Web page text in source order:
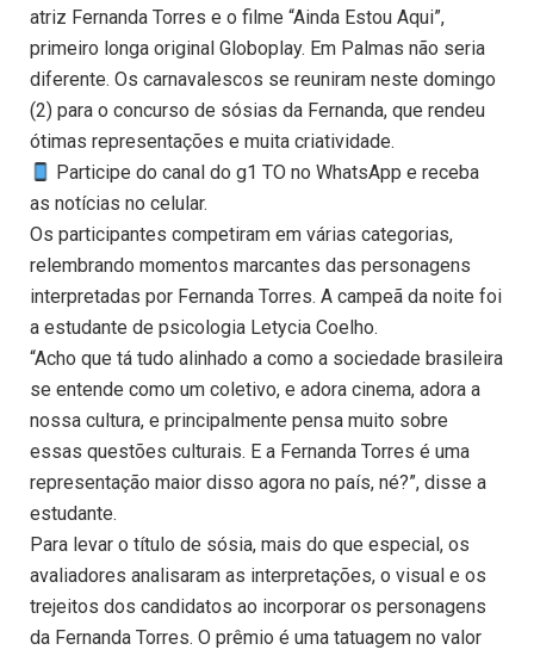
atriz Fernanda Torres e o filme “Ainda Estou Aqui”,
primeiro longa original Globoplay. Em Palmas não seria
diferente. Os carnavalescos se reuniram neste domingo
(2) para o concurso de sósias da Fernanda, que rendeu
ótimas representações e muita criatividade.
Participe do canal do g1 TO no WhatsApp e receba
as notícias no celular.
Os participantes competiram em várias categorias,
relembrando momentos marcantes das personagens
interpretadas por Fernanda Torres. A campeã da noite foi
a estudante de psicologia Letycia Coelho.
“Acho que tá tudo alinhado a como a sociedade brasileira
se entende como um coletivo, e adora cinema, adora a
nossa cultura, e principalmente pensa muito sobre
essas questões culturais. E a Fernanda Torres é uma
representação maior disso agora no país, né?”, disse a
estudante.
Para levar o título de sósia, mais do que especial, os
avaliadores analisaram as interpretações, o visual e os
trejeitos dos candidatos ao incorporar os personagens
da Fernanda Torres. O prêmio é uma tatuagem no valor